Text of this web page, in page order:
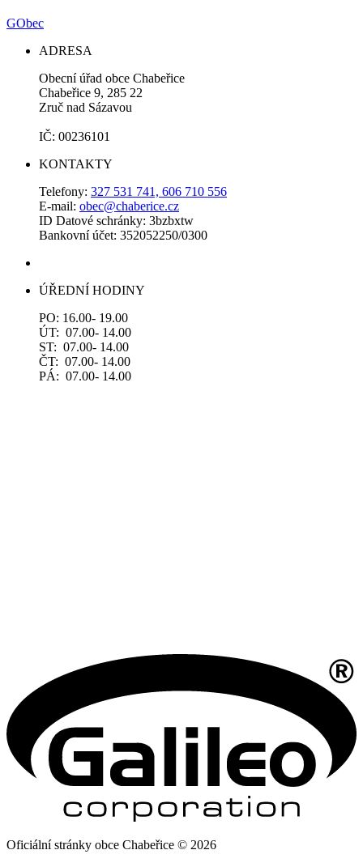
GObec
ADRESA
Obecní úřad obce Chabeřice
Chabeřice 9, 285 22
Zruč nad Sázavou
IČ: 00236101
KONTAKTY
Telefony: 327 531 741, 606 710 556
E-mail: obec@chaberice.cz
ID Datové schránky: 3bzbxtw
Bankovní účet: 352052250/0300
ÚŘEDNÍ HODINY
PO: 16.00- 19.00
ÚT: 07.00- 14.00
ST: 07.00- 14.00
ČT: 07.00- 14.00
PÁ: 07.00- 14.00
Oficiální stránky obce Chabeřice © 2026